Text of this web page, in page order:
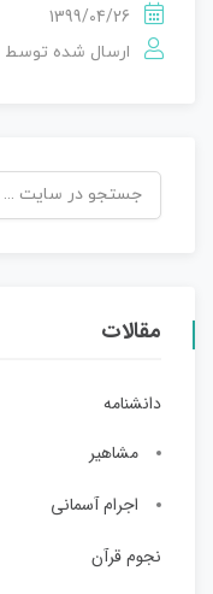
1399/04/26
ارسال شده توسط
مقالات
دانشنامه
مشاهیر
اجرام آسمانی
نجوم قرآن